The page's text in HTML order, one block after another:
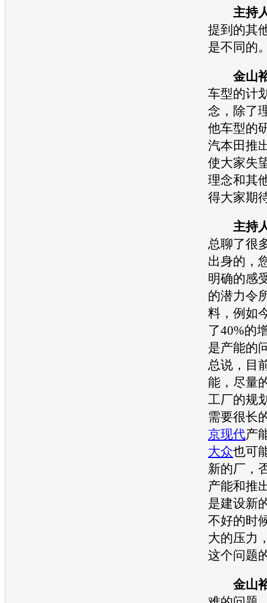
主持
提到的其
是不同的
金山
车型的计
念，除了
他车型的
汽本田推
使大家失
理念和其
得大家期
主持
总聊了很
出身的，
明确的感
的潜力令
料，例如
了40%的
是产能的
总说，目
能 ，尽量
工厂的规
需要很长
京现代产
大众也可
新的厂，
产能和推
是建设新
不好的时
大的压力
这个问题
金山